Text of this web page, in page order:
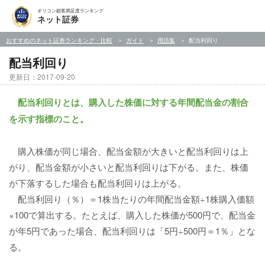
オリコン顧客満足度ランキング
ネット証券
おすすめのネット証券ランキング・比較 ガイド 用語集 配当利回り
配当利回り
更新日：2017-09-20
配当利回りとは、購入した株価に対する年間配当金の割合
を示す指標のこと。
購入株価が同じ場合、配当金額が大きいと配当利回りは上
がり、配当金額が小さいと配当利回りは下がる。また、株価
が下落するした場合も配当利回りは上がる。
配当利回り（％）＝1株当たりの年間配当金額÷1株購入価額
×100で算出する。たとえば、購入した株価が500円で、配当金
が年5円であった場合、配当利回りは「5円÷500円＝1％」とな
る。